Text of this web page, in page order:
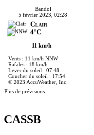
Bandol
5 février 2023, 02:28
Clair
4°C
11 km/h
Vents : 11 km/h NNW
Rafales : 18 km/h
Lever du soleil : 07:48
Coucher du soleil : 17:54
© 2023 AccuWeather, Inc.
Plus de prévisions...
CASSB